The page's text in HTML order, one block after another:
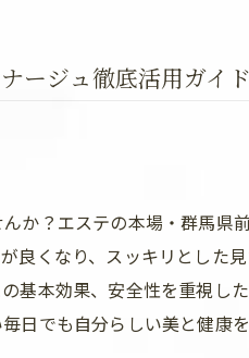
ージュ徹底活用ガイド
か？エステの本場・群馬
良くなり、スッキリとした
基本効果、安全性を重視
でも自分らしい美と健康